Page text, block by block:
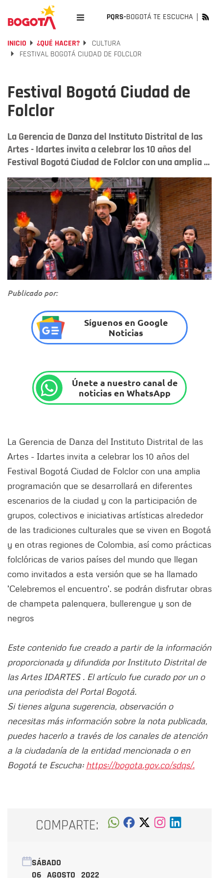
PQRS-BOGOTÁ TE ESCUCHA
INICIO ¿QUÉ HACER?
CULTURA
FESTIVAL BOGOTÁ CIUDAD DE FOLCLOR
Festival Bogotá Ciudad de
Folclor
La Gerencia de Danza del Instituto Distrital de las
Artes - Idartes invita a celebrar los 10 años del
Festival Bogotá Ciudad de Folclor con una amplia ...
Publicado por:
Síguenos en Google
Noticias
Únete a nuestro canal de
noticias en WhatsApp
La Gerencia de Danza del Instituto Distrital de las
Artes - Idartes invita a celebrar los 10 años del
Festival Bogotá Ciudad de Folclor con una amplia
programación que se desarrollará en diferentes
escenarios de la ciudad y con la participación de
grupos, colectivos e iniciativas artísticas alrededor
de las tradiciones culturales que se viven en Bogotá
y en otras regiones de Colombia, así como prácticas
folclóricas de varios países del mundo que llegan
como invitados a esta versión que se ha llamado
'Celebremos el encuentro'. se podrán disfrutar obras
de champeta palenquera, bullerengue y son de
negros
Este contenido fue creado a partir de la información
proporcionada y difundida por Instituto Distrital de
las Artes IDARTES . El artículo fue curado por un o
una periodista del Portal Bogotá.
Si tienes alguna sugerencia, observación o
necesitas más información sobre la nota publicada,
puedes hacerlo a través de los canales de atención
a la ciudadanía de la entidad mencionada o en
Bogotá te Escucha: https://bogota.gov.co/sdqs/.
COMPARTE:
SÁBADO
06 AGOSTO 2022